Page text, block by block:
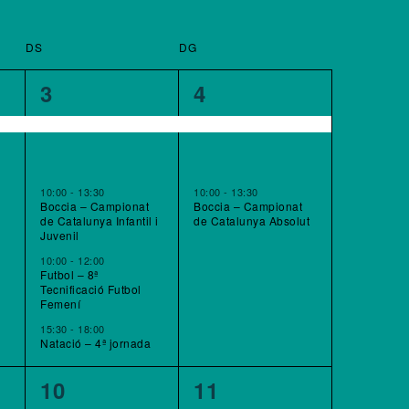
DS DG
4
esdeveniments,
3
10:00- 13:30
Boccia – Campionat
de Catalunya Infantil i
Juvenil
10:00- 12:00
Futbol – 8ª
Tecnificació Futbol
Femení
15:30- 18:00
Natació – 4ª jornada
2
esdeveniments,
4
10:00- 13:30
Boccia – Campionat
de Catalunya Absolut
4
10
4
11